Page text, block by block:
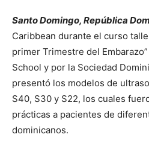
Santo Domingo, República
Caribbean durante el curso
primer Trimestre del
School y por la Sociedad
presentó los modelos de
S40, S30 y S22, los cuales
prácticas a pacientes de
dominicanos.